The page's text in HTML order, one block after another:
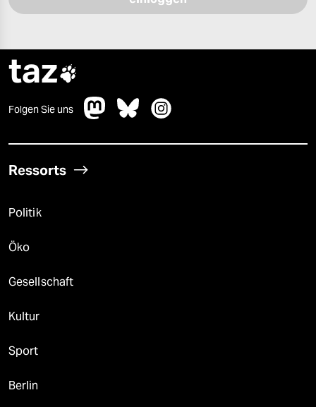
taz
Folgen Sie uns
Ressorts
Politik
Öko
Gesellschaft
Kultur
Sport
Berlin